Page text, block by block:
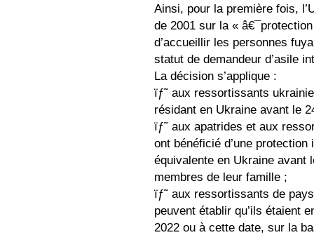
Ainsi, pour la première fois,
de 2001 sur la «
d’accueillir les personnes
statut de demandeur d’asile
La décision s’applique :
ïƒ˜ aux ressortissants
résidant en Ukraine avant le
ïƒ˜ aux apatrides et aux
ont bénéficié d’une
équivalente en Ukraine avant
membres de leur famille ;
ïƒ˜ aux ressortissants de
peuvent établir qu’ils étaient
2022 ou à cette date, sur la